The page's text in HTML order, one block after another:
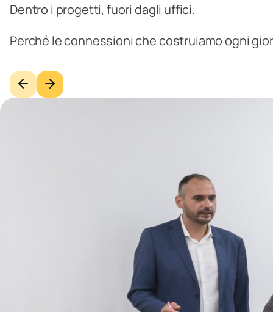
Dentro i progetti, fuori dagli uffici.
Perché le connessioni che costruiamo ogni